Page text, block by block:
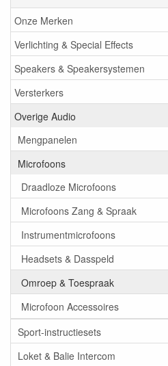
Onze Merken
Verlichting & Special Effects
Speakers & Speakersystemen
Versterkers
Overige Audio
Mengpanelen
Microfoons
Draadloze Microfoons
Microfoons Zang & Spraak
Instrumentmicrofoons
Headsets & Dasspeld
Omroep & Toespraak
Microfoon Accessoires
Sport-instructiesets
Loket & Balie Intercom